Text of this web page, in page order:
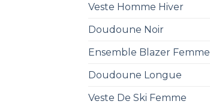
Veste Homme Hiver
Doudoune Noir
Ensemble Blazer Femme
Doudoune Longue
Veste De Ski Femme